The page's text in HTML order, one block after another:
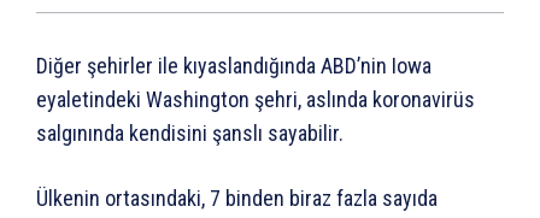
Diğer şehirler ile kıyaslandığında ABD’nin Iowa
eyaletindeki Washington şehri, aslında koronavirüs
salgınında kendisini şanslı sayabilir.
Ülkenin ortasındaki, 7 binden biraz fazla sayıda